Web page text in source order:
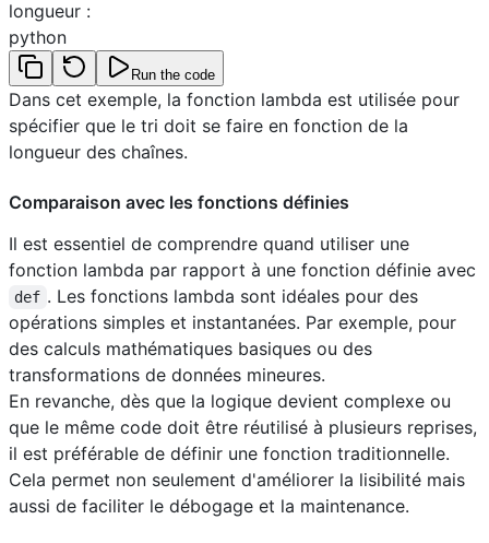
longueur :
python
Run the code
Dans cet exemple, la fonction lambda est utilisée pour
spécifier que le tri doit se faire en fonction de la
longueur des chaînes.
Comparaison avec les fonctions définies
Il est essentiel de comprendre quand utiliser une
fonction lambda par rapport à une fonction définie avec
def . Les fonctions lambda sont idéales pour des
opérations simples et instantanées. Par exemple, pour
des calculs mathématiques basiques ou des
transformations de données mineures.
En revanche, dès que la logique devient complexe ou
que le même code doit être réutilisé à plusieurs reprises,
il est préférable de définir une fonction traditionnelle.
Cela permet non seulement d'améliorer la lisibilité mais
aussi de faciliter le débogage et la maintenance.